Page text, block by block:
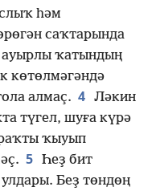
һәм
саҡтарында
ҡатындың
көтөлмәгәндә
алмаҫ. 4 Ләкин
түгел, шуға күрә
ҡыуып
5 Һеҙ бит
Беҙ төндөң